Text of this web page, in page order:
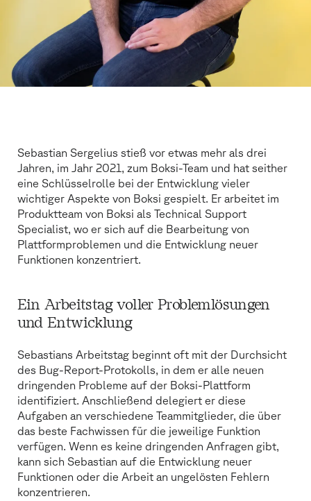
Sebastian Sergelius stieß vor etwas mehr als drei
Jahren, im Jahr 2021, zum Boksi-Team und hat seither
eine Schlüsselrolle bei der Entwicklung vieler
wichtiger Aspekte von Boksi gespielt. Er arbeitet im
Produktteam von Boksi als Technical Support
Specialist, wo er sich auf die Bearbeitung von
Plattformproblemen und die Entwicklung neuer
Funktionen konzentriert.
Ein Arbeitstag voller Problemlösungen
und Entwicklung
Sebastians Arbeitstag beginnt oft mit der Durchsicht
des Bug-Report-Protokolls, in dem er alle neuen
dringenden Probleme auf der Boksi-Plattform
identifiziert. Anschließend delegiert er diese
Aufgaben an verschiedene Teammitglieder, die über
das beste Fachwissen für die jeweilige Funktion
verfügen. Wenn es keine dringenden Anfragen gibt,
kann sich Sebastian auf die Entwicklung neuer
Funktionen oder die Arbeit an ungelösten Fehlern
konzentrieren.